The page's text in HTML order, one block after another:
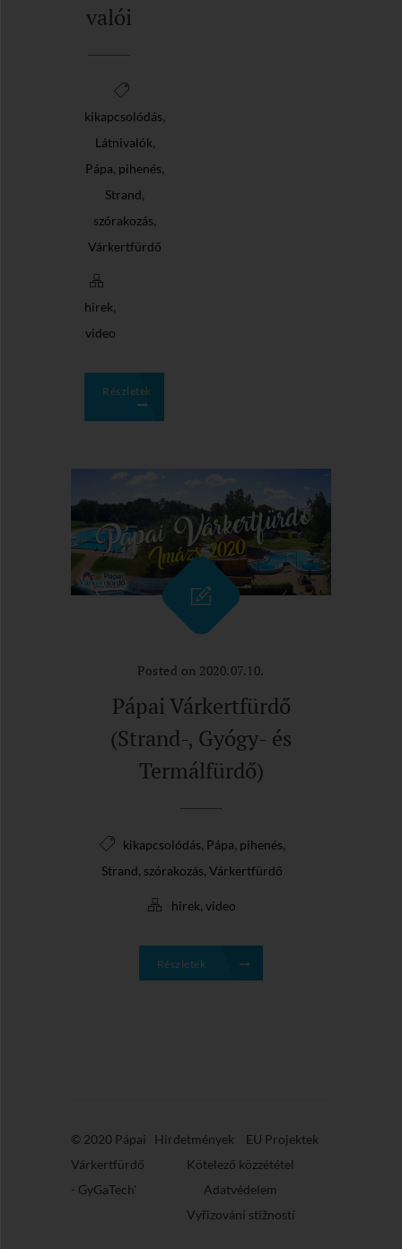
valói
kikapcsolódás
Látnivalók,
Pápa pihenés
Strand
szórakozás
Várkertfürdő
hirek
video
Részletek
Posted on 2020.07.10.
Pápai Várkertfürdő
(Strand-, Gyógy- és
Termálfürdő)
kikapcsolódás Pápa pihenés
Strand szórakozás Várkertfürdő
hirek video
Részletek
© 2020 Pápai
Várkertfürdő
- GyGaTech'
Hirdetmények
EU Projektek
Kötelező közzététel
Adatvédelem
Vyřizování stížností